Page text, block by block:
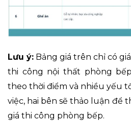
Lưu ý: Bảng giá trên chỉ có
thi công nội thất phòng
theo thời điểm và nhiều yếu
việc, hai bên sẽ thảo luận để
giá thi công phòng bếp.